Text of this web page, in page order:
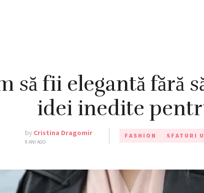
să fii elegantă fără
idei inedite
by Cristina Dragomir
9 ANI AGO
FASHION SFATURI